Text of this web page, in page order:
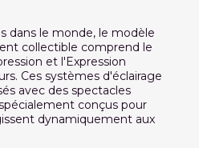
dans le monde, le modèle
collectible comprend le
et l'Expression
Ces systèmes d'éclairage
avec des spectacles
conçus pour
dynamiquement aux